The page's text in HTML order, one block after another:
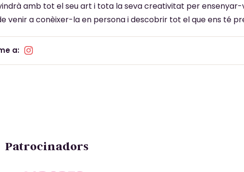
amb tot el seu art i tota la seva creativitat per ensenyar-
venir a conèixer-la en persona i descobrir tot el que ens té
a:
Patrocinadors